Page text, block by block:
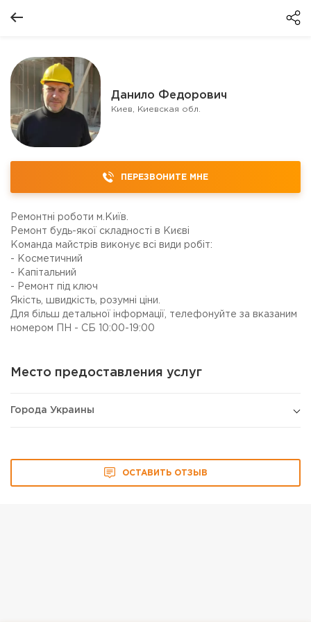
Данило Федорович
Киев, Киевская обл.
ПЕРЕЗВОНИТЕ МНЕ
Ремонтні роботи м.Київ.
Ремонт будь-якої складності в Києві
Команда майстрів виконує всі види робіт:
- Косметичний
- Капітальний
- Ремонт під ключ
Якість, швидкість, розумні ціни.
Для більш детальної інформації, телефонуйте за вказаним
номером ПН - СБ 10:00-19:00
Место предоставления услуг
Города Украины
ОСТАВИТЬ ОТЗЫВ